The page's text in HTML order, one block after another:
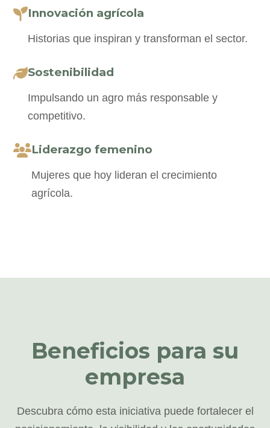
Innovación agrícola
Historias que inspiran y transforman el sector.
Sostenibilidad
Impulsando un agro más responsable y
competitivo.
Liderazgo femenino
Mujeres que hoy lideran el crecimiento
agrícola.
Beneficios para su
empresa
Descubra cómo esta iniciativa puede fortalecer el